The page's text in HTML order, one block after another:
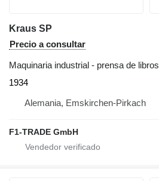
Kraus SP
Precio a consultar
Maquinaria industrial - prensa de libros
1934
Alemania, Emskirchen-Pirkach
F1-TRADE GmbH